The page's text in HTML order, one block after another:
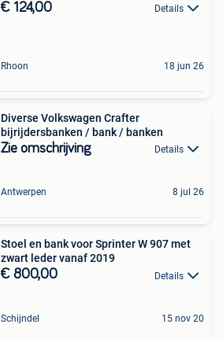
€ 124,00 Details
Rhoon 18 jun 26
Diverse Volkswagen Crafter
bijrijdersbanken / bank / banken
Zie omschrijving Details
Antwerpen 8 jul 26
Stoel en bank voor Sprinter W 907 met
zwart leder vanaf 2019
€ 800,00 Details
Schijndel 15 nov 20